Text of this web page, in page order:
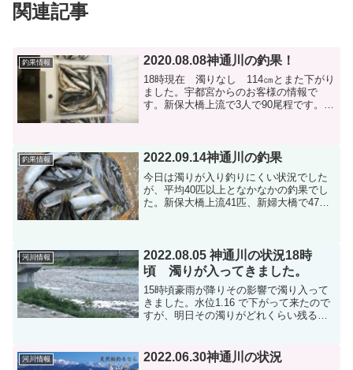
関連記事
釣果情報 2020.08.08神通川の釣果！
18時現在 濁りなし 114㎝とまた下がり
ました。宇都宮からのお客様の情報で
す。新保大橋上流で3人で90尾程です。13
しずつ神通川...
釣果情報 2022.09.14神通川の釣果
今日は濁りが入り釣りにくい状況でした
が、平均40匹以上となかなかの釣果でし
た。新保大橋上流41匹、新婦大橋で47
河川情報
2022.08.05 神通川の状況18時
頃 濁りが入ってきました。
15時頃豪雨が降りその影響で濁り入って
きました。水位1.16 で下がって来たので
すが、明日その濁りがどれくらい残る今
河川情報 2022.06.30神通川の状況